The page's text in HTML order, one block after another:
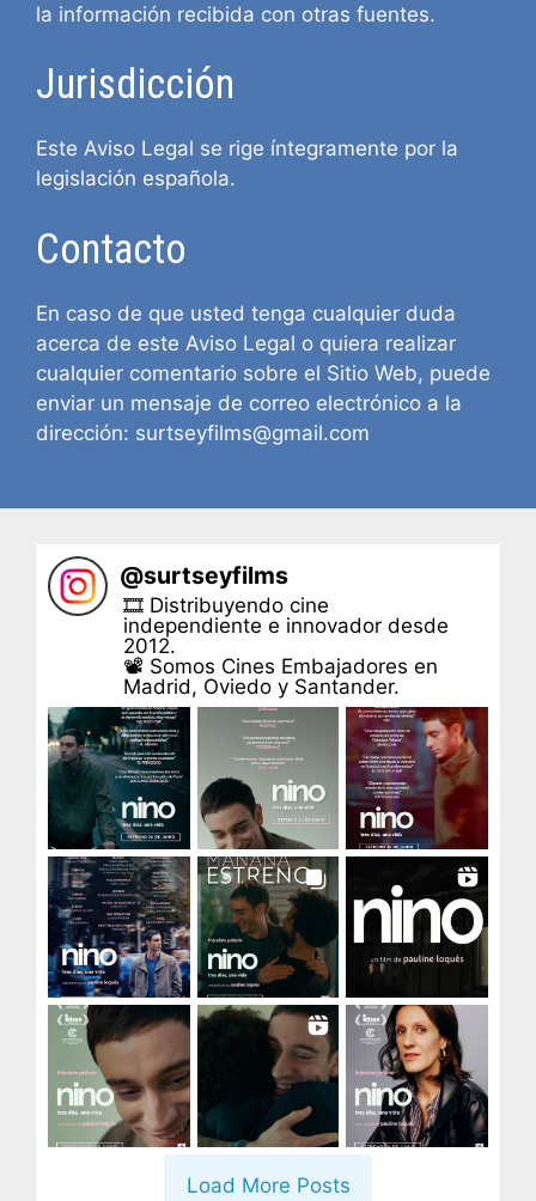
la información recibida con otras fuentes.
Jurisdicción
Este Aviso Legal se rige íntegramente por la
legislación española.
Contacto
En caso de que usted tenga cualquier duda
acerca de este Aviso Legal o quiera realizar
cualquier comentario sobre el Sitio Web, puede
enviar un mensaje de correo electrónico a la
dirección: surtseyfilms@gmail.com
@surtseyfilms
🎞 Distribuyendo cine
independiente e innovador desde
2012.
📽 Somos Cines Embajadores en
Madrid, Oviedo y Santander.
Load More Posts